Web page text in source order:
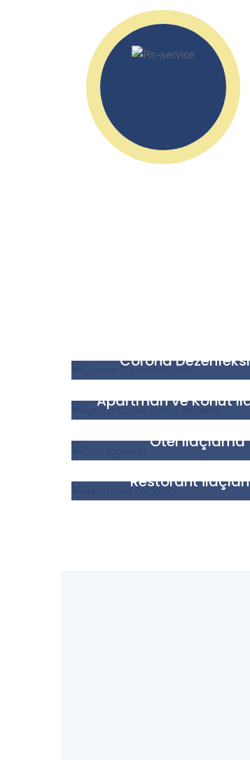
Corona
Faaliyetlerimiz
Apartman ve Konut
Faaliyetlerimiz
Otel ilaçlama
Faaliyetlerimiz
Restorant